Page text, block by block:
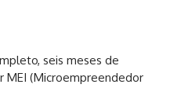
seis meses de
MEI (Microempreendedor